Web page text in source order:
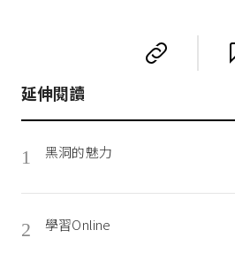
延伸閱讀
1 黑洞的魅力
2 學習Online